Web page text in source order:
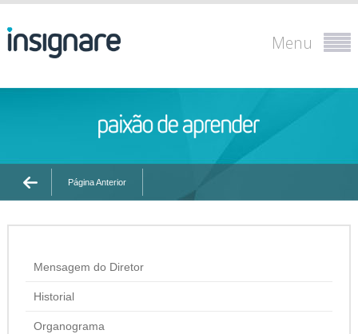
Menu
Página Anterior
Mensagem do Diretor
Historial
Organograma